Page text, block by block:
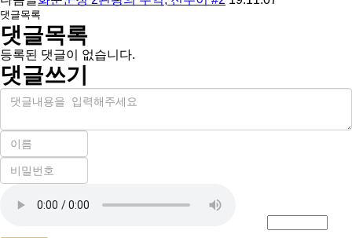
댓글목록
댓글목록
등록된 댓글이 없습니다.
댓글쓰기
내
이
필
수
비
밀